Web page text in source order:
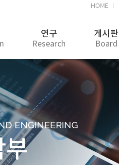
HOME
연구
Research
게시판
Board
ENGINEERING
부